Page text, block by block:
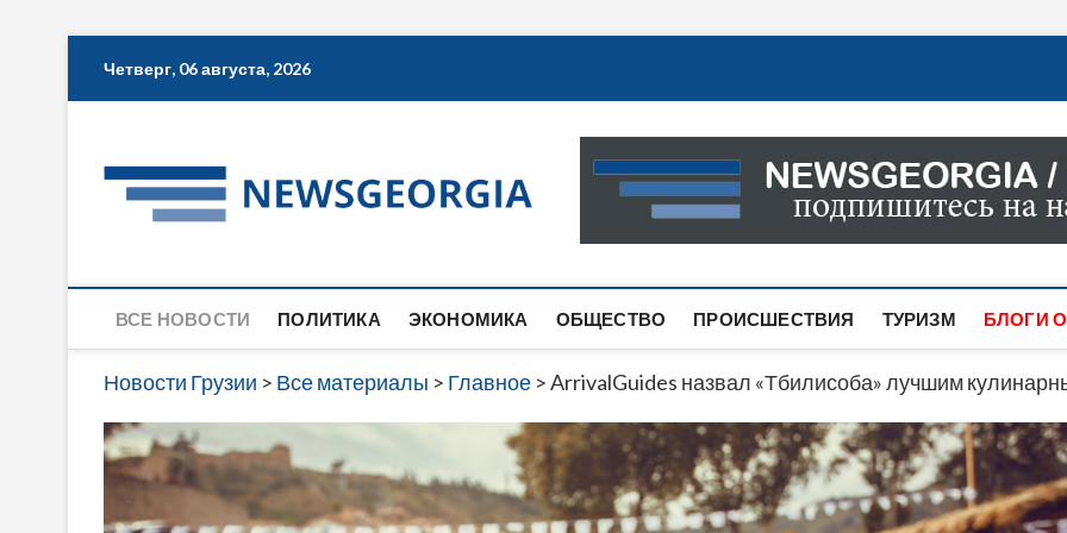
Четверг, 06 августа, 2026
Новости Грузии
САМАЯ АКТУАЛЬНАЯ ИНФОРМАЦИЯ О СОБЫТИЯХ
САЙТЕ ВЫ НАЙДЕТЕ НОВОСТИ ПОЛИТИКИ,
ВСЕ НОВОСТИ ПОЛИТИКА ЭКОНОМИКА ОБЩЕСТВО ПРОИСШЕСТВИЯ ТУРИЗМ БЛОГИ
Новости Грузии > Все материалы > Главное >ArrivalGuides назвал «Тбилисоба» лучшим